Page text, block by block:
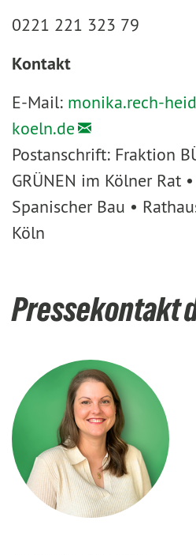
0221 221 323 79
Kontakt
E-Mail: monika.rech-
koeln.de
Postanschrift: Fraktion
GRÜNEN im Kölner Rat
Spanischer Bau •
Köln
Pressekontakt